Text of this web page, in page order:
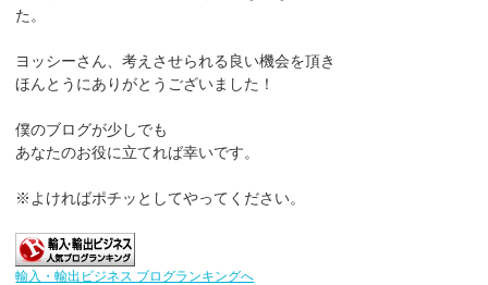
た。
ヨッシーさん、考えさせられる良い機会を頂き
ほんとうにありがとうございました！
僕のブログが少しでも
あなたのお役に立てれば幸いです。
※よければポチッとしてやってください。
輸入・輸出ビジネス ブログランキングへ